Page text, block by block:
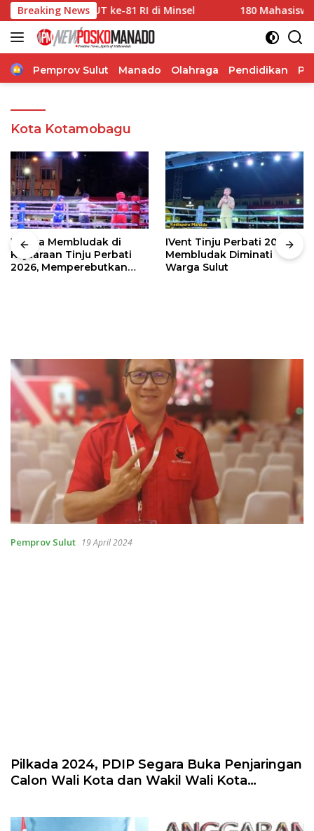
Langsung
ke
konten
Breaking News
HUT ke-81 RI di Minsel 180 Mahasiswa Minsel
Home
Pemprov Sulut Manado Olahraga Pendidikan
Kota Kotamobagu
Warga Membludak di
Kejuaraan Tinju Perbati
2026, Memperebutkan
IVent Tinju Perbati 2026
Membludak Diminati
Warga Sulut
Pemprov Sulut 19 April 2024
Pilkada 2024, PDIP Segara Buka Penjaringan
Calon Wali Kota dan Wakil Wali Kota